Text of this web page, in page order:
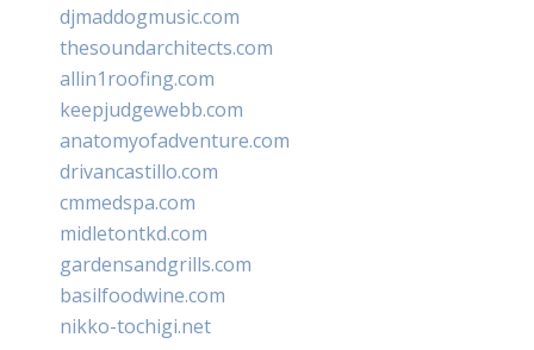
djmaddogmusic.com
thesoundarchitects.com
allin1roofing.com
keepjudgewebb.com
anatomyofadventure.com
drivancastillo.com
cmmedspa.com
midletontkd.com
gardensandgrills.com
basilfoodwine.com
nikko-tochigi.net